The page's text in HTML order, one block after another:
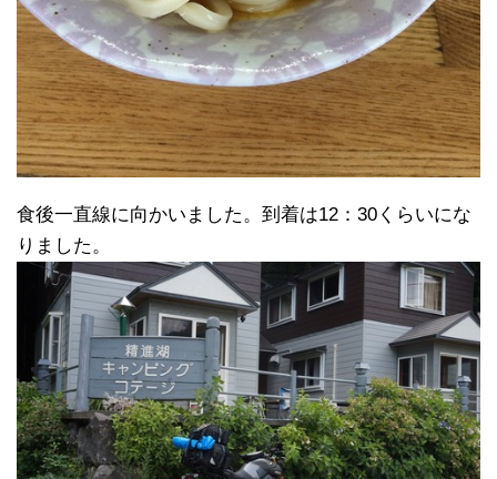
食後一直線に向かいました。到着は12：30くらいにな
りました。